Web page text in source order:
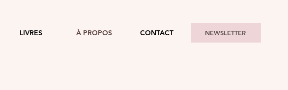
LIVRES À PROPOS CONTACT NEWSLETTER